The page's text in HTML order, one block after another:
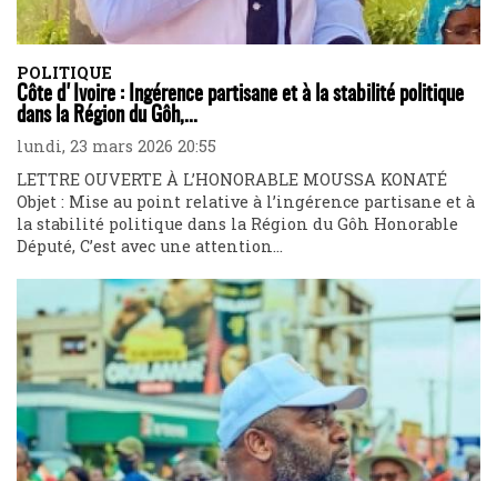
POLITIQUE
Côte d'Ivoire : Ingérence partisane et à la stabilité politique
dans la Région du Gôh,...
lundi, 23 mars 2026 20:55
LETTRE OUVERTE À L’HONORABLE MOUSSA KONATÉ
Objet : Mise au point relative à l’ingérence partisane et à
la stabilité politique dans la Région du Gôh Honorable
Député, C’est avec une attention...